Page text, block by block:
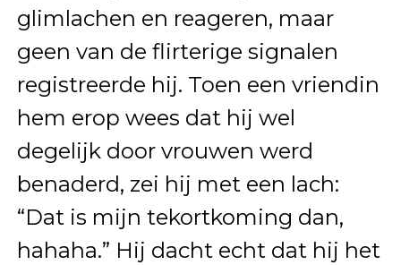
glimlachen en reageren, maar
geen van de flirterige signalen
registreerde hij. Toen een vriendin
hem erop wees dat hij wel
degelijk door vrouwen werd
benaderd, zei hij met een lach:
“Dat is mijn tekortkoming dan,
hahaha.” Hij dacht echt dat hij het